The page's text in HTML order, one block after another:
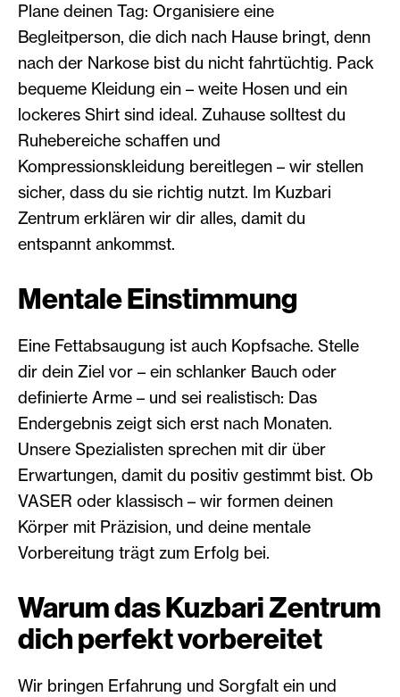
Plane deinen Tag: Organisiere eine
Begleitperson, die dich nach Hause bringt, denn
nach der Narkose bist du nicht fahrtüchtig. Pack
bequeme Kleidung ein – weite Hosen und ein
lockeres Shirt sind ideal. Zuhause solltest du
Ruhebereiche schaffen und
Kompressionskleidung bereitlegen – wir stellen
sicher, dass du sie richtig nutzt. Im Kuzbari
Zentrum erklären wir dir alles, damit du
entspannt ankommst.
Mentale Einstimmung
Eine Fettabsaugung ist auch Kopfsache. Stelle
dir dein Ziel vor – ein schlanker Bauch oder
definierte Arme – und sei realistisch: Das
Endergebnis zeigt sich erst nach Monaten.
Unsere Spezialisten sprechen mit dir über
Erwartungen, damit du positiv gestimmt bist. Ob
VASER oder klassisch – wir formen deinen
Körper mit Präzision, und deine mentale
Vorbereitung trägt zum Erfolg bei.
Warum das Kuzbari Zentrum
dich perfekt vorbereitet
Wir bringen Erfahrung und Sorgfalt ein und